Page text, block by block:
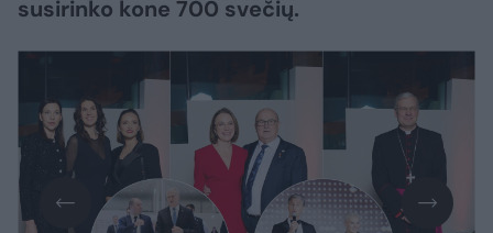
susirinko kone 700 svečių.